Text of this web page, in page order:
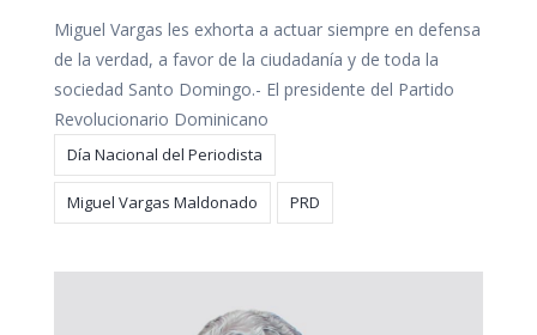
Miguel Vargas les exhorta a actuar siempre en defensa
de la verdad, a favor de la ciudadanía y de toda la
sociedad Santo Domingo.- El presidente del Partido
Revolucionario Dominicano
Día Nacional del Periodista
Miguel Vargas Maldonado PRD